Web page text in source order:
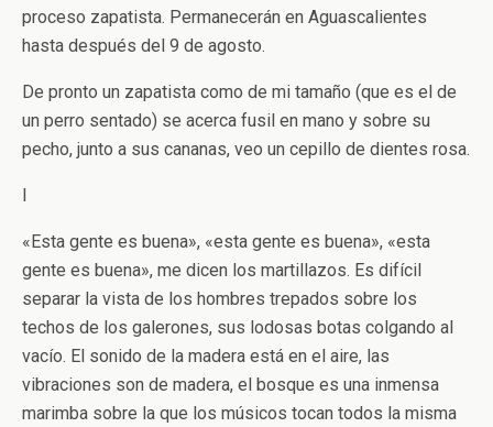
proceso zapatista. Permanecerán en Aguascalientes
hasta después del 9 de agosto.
De pronto un zapatista como de mi tamaño (que es el de
un perro sentado) se acerca fusil en mano y sobre su
pecho, junto a sus cananas, veo un cepillo de dientes rosa.
I
«Esta gente es buena», «esta gente es buena», «esta
gente es buena», me dicen los martillazos. Es difícil
separar la vista de los hombres trepados sobre los
techos de los galerones, sus lodosas botas colgando al
vacío. El sonido de la madera está en el aire, las
vibraciones son de madera, el bosque es una inmensa
marimba sobre la que los músicos tocan todos la misma